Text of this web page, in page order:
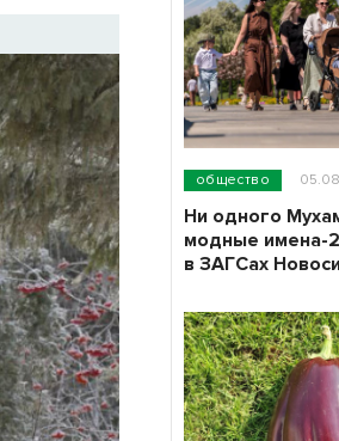
общество
Ни одного
модные имена-
в ЗАГСах